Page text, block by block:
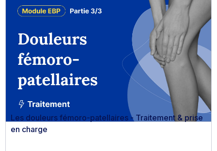
Les douleurs fémoro-patellaires - Traitement & prise
en charge